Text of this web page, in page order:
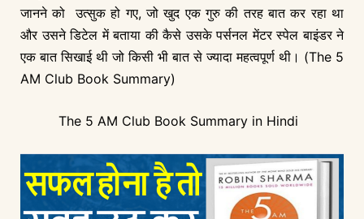
जानने को उत्सुक हो गए, जो खुद एक गुरु की तरह बात कर रहा था
और उसने डिटेल में बताया की कैसे उसके पर्सनल मेंटर स्पेल बाइंडर ने
एक बात सिखाई थी जो किसी भी बात से ज्यादा महत्वपूर्ण थी। (The 5
AM Club Book Summary)
The 5 AM Club Book Summary in Hindi